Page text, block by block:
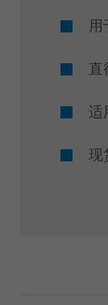
用
直
适
现